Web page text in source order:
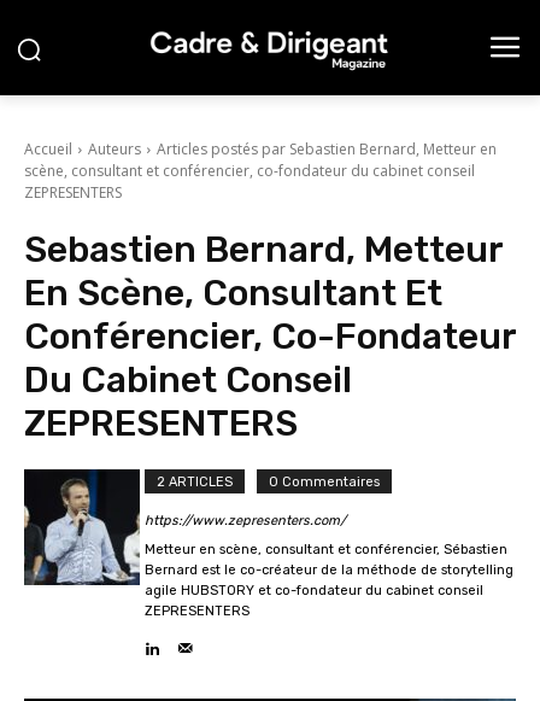
Accueil Auteurs
Articles postés par Sebastien Bernard, Metteur en
scène, consultant et conférencier, co-fondateur du cabinet conseil
ZEPRESENTERS
Sebastien Bernard, Metteur
En Scène, Consultant Et
Conférencier, Co-Fondateur
Du Cabinet Conseil
ZEPRESENTERS
2 ARTICLES 0 Commentaires
https://www.zepresenters.com/
Metteur en scène, consultant et conférencier, Sébastien
Bernard est le co-créateur de la méthode de storytelling
agile HUBSTORY et co-fondateur du cabinet conseil
ZEPRESENTERS